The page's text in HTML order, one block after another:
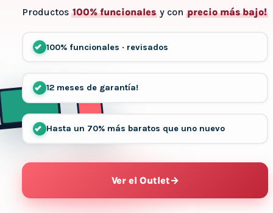
Productos 100% funcionales y con precio más bajo!
100% funcionales · revisados
12 meses de garantía!
Hasta un 70% más baratos que uno nuevo
Ver el Outlet→